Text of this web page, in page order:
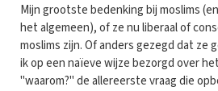
Mijn grootste bedenking bij moslims
het algemeen), of ze nu liberaal of
moslims zijn. Of anders gezegd dat ze
ik op een naïeve wijze bezorgd over
"waarom?" de allereerste vraag die